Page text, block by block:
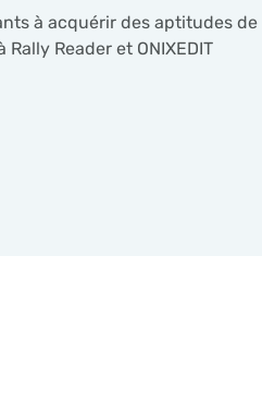
à acquérir des aptitudes de
Reader et ONIXEDIT